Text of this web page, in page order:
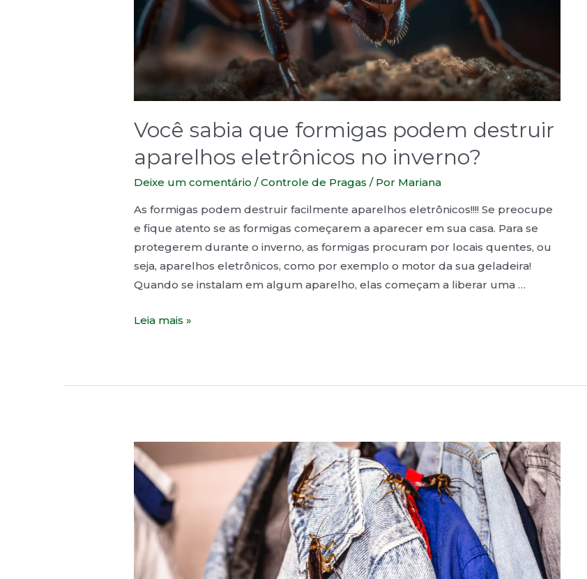
Você sabia que formigas podem destruir
aparelhos eletrônicos no inverno?
Deixe um comentário /Controle de Pragas / Por Mariana
As formigas podem destruir facilmente aparelhos eletrônicos!!!! Se preocupe
e fique atento se as formigas começarem a aparecer em sua casa. Para se
protegerem durante o inverno, as formigas procuram por locais quentes, ou
seja, aparelhos eletrônicos, como por exemplo o motor da sua geladeira!
Quando se instalam em algum aparelho, elas começam a liberar uma …
Leia mais »